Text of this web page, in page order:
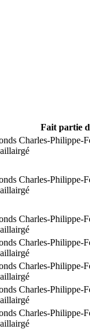
Fait partie
Charles-Philippe-
Charles-Philippe-
Charles-Philippe-
Charles-Philippe-
Charles-Philippe-
Charles-Philippe-
Charles-Philippe-